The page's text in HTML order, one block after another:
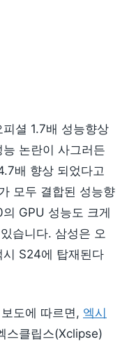
셜 1.7배 성능향상
논란이 사그러든
배 향상 되었다고
모두 결합된 성능향
GPU 성능도 크게
습니다. 삼성은 오
S24에 탑재된다
도에 따르면, 엑시
스클립스(Xclipse)